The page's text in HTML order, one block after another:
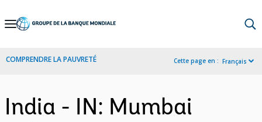
Skip
Navigation
COMPRENDRE LA PAUVRETÉ Cette page en : Français
India - IN: Mumbai